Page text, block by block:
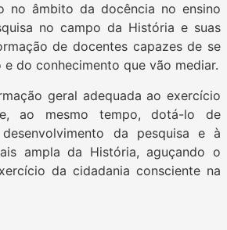
no âmbito da docência no ensino
no campo da História e suas
de docentes capazes de se
do conhecimento que vão mediar.
geral adequada ao exercício
ao mesmo tempo, dotá-lo de
da pesquisa e à
ampla da História, aguçando o
da cidadania consciente na